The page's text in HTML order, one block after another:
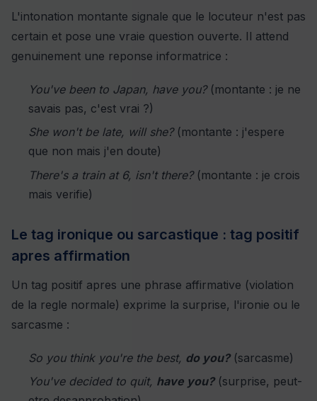
L'intonation montante signale que le locuteur n'est pas
certain et pose une vraie question ouverte. Il attend
genuinement une reponse informatrice :
You've been to Japan, have you?(montante : je ne
savais pas, c'est vrai ?)
She won't be late, will she?(montante : j'espere
que non mais j'en doute)
There's a train at 6, isn't there?(montante : je crois
mais verifie)
Le tag ironique ou sarcastique : tag positif
apres affirmation
Un tag positif apres une phrase affirmative (violation
de la regle normale) exprime la surprise, l'ironie ou le
sarcasme :
So you think you're the best, do you?(sarcasme)
You've decided to quit, have you?(surprise, peut-